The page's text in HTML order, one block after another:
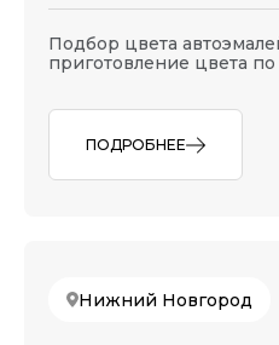
Подбор цвета
приготовление цвета
ПОДРОБНЕЕ
Нижний Новгород